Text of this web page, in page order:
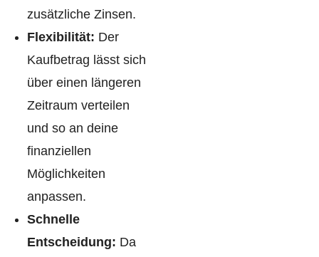
zusätzliche Zinsen.
Flexibilität: Der
Kaufbetrag lässt sich
über einen längeren
Zeitraum verteilen
und so an deine
finanziellen
Möglichkeiten
anpassen.
Schnelle
Entscheidung: Da